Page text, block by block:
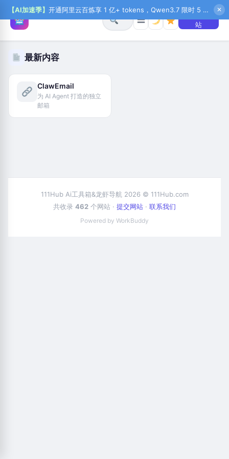
【AI加速季】 开通阿里云百炼享 1 亿+ tokens，Qwen3.7 限时 5 折起，秒悟新注送 1 万积分，加入 OPC 赢百万助力金，QoderWork CN 首月 0 元 ✕
☰
+ 提交网
站
最新内容
ClawEmail
为 AI Agent 打造的独立
邮箱
111Hub Ai工具箱&龙虾导航 2026 © 111Hub.com
共收录 462 个网站 · 提交网站 · 联系我们
Powered by WorkBuddy